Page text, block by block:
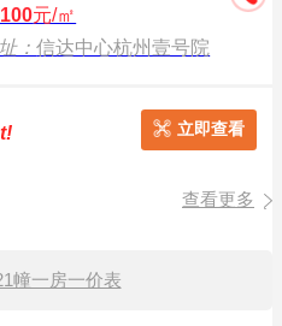
元/㎡
：信达中心杭州壹号院
立即查看
查看更多
幢一房一价表